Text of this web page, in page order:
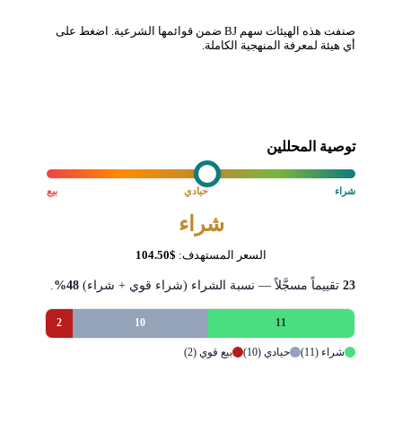
صنفت هذه الهيئات سهم BJ ضمن قوائمها الشرعية. اضغط على
أي هيئة لمعرفة المنهجية الكاملة.
توصية المحللين
بيع حيادي شراء
شراء
السعر المستهدف: $104.50
23تقييماً مسجَّلاً — نسبة الشراء (شراء قوي + شراء) 48%
.
11
10
2
شراء (11) حيادي (10) بيع قوي (2)